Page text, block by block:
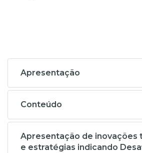
Apresentação
Conteúdo
Apresentação de inovações
e estratégias indicando